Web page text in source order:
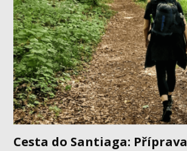
Cesta do Santiaga: Příprava